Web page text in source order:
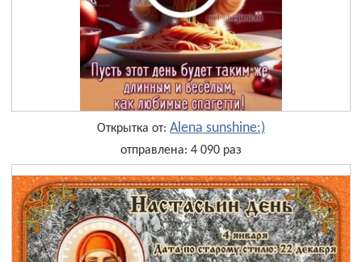
Открытка от: Alena sunshine:)
отправлена: 4 090 раз